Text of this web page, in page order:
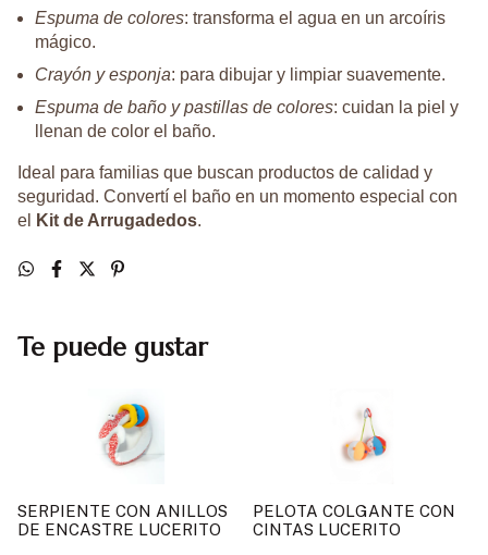
Espuma de colores: transforma el agua en un arcoíris
mágico.
Crayón y esponja: para dibujar y limpiar suavemente.
Espuma de baño y pastillas de colores: cuidan la piel y
llenan de color el baño.
Ideal para familias que buscan productos de calidad y
seguridad. Convertí el baño en un momento especial con
el
Kit de Arrugadedos.
Te puede gustar
SERPIENTE CON ANILLOS
DE ENCASTRE LUCERITO
PELOTA COLGANTE CON
CINTAS LUCERITO